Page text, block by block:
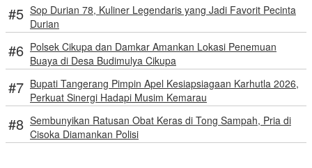
Sop Durian 78, Kuliner Legendaris yang Jadi Favorit Pecinta
Durian
Polsek Cikupa dan Damkar Amankan Lokasi Penemuan
Buaya di Desa Budimulya Cikupa
Bupati Tangerang Pimpin Apel Kesiapsiagaan Karhutla 2026,
Perkuat Sinergi Hadapi Musim Kemarau
Sembunyikan Ratusan Obat Keras di Tong Sampah, Pria di
Cisoka Diamankan Polisi